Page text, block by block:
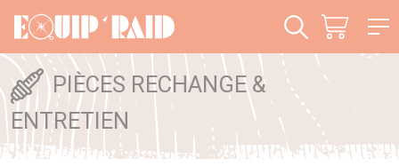
PIÈCES RECHANGE &
ENTRETIEN
Panneau de gestion des cookies